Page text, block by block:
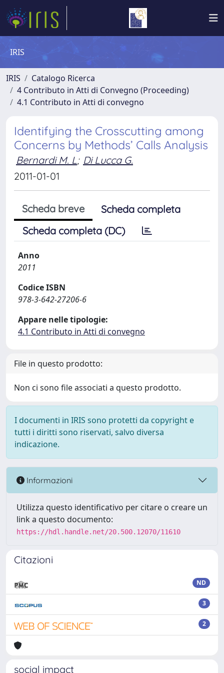
IRIS
IRIS
Catalogo Ricerca
4 Contributo in Atti di Convegno (Proceeding)
4.1 Contributo in Atti di convegno
Identifying the Crosscutting among
Concerns by Methods’ Calls Analysis
Bernardi M. L; Di Lucca G.
2011-01-01
Scheda breve
Scheda completa
Scheda completa (DC)
Anno
2011
Codice ISBN
978-3-642-27206-6
Appare nelle tipologie:
4.1 Contributo in Atti di convegno
File in questo prodotto:
Non ci sono file associati a questo prodotto.
I documenti in IRIS sono protetti da copyright e
tutti i diritti sono riservati, salvo diversa
indicazione.
Informazioni
Utilizza questo identificativo per citare o creare un
link a questo documento:
https://hdl.handle.net/20.500.12070/11610
Citazioni
ND
3
2
social impact